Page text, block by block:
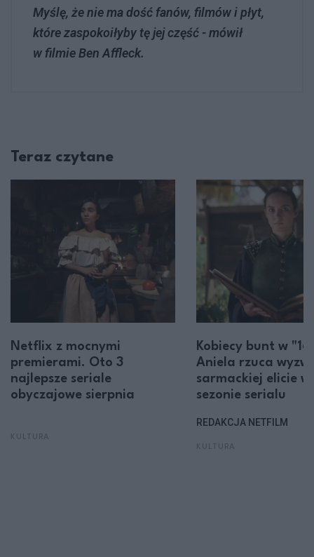
Myślę, że nie ma dość fanów, filmów i płyt,
które zaspokoiłyby tę jej część - mówił
w filmie Ben Affleck.
Teraz czytane
Netflix z mocnymi
premierami. Oto 3
najlepsze seriale
obyczajowe sierpnia
Kobiecy bunt w
Aniela rzuca
sarmackiej elicie w
sezonie serialu
REDAKCJA NETFILM